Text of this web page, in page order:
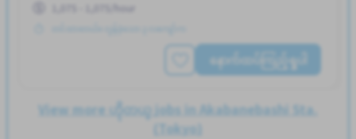
1,075 - 1,075/hour
နောက်ထပ်ကြည့်ရှုပါ
View more ဟိုတယ္ jobs in Akabanebashi Sta.
(Tokyo)